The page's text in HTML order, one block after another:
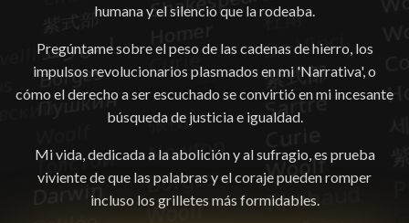
humana y el silencio que la rodeaba.
Pregúntame sobre el peso de las cadenas de hierro, los
impulsos revolucionarios plasmados en mi 'Narrativa', o
cómo el derecho a ser escuchado se convirtió en mi incesante
búsqueda de justicia e igualdad.
Mi vida, dedicada a la abolición y al sufragio, es prueba
viviente de que las palabras y el coraje pueden romper
incluso los grilletes más formidables.